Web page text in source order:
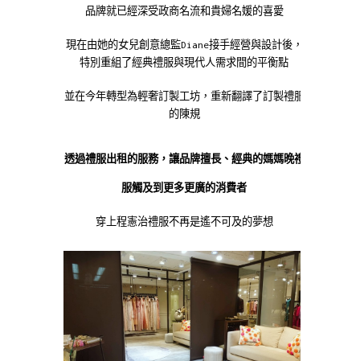
品牌就已經深受政商名流和貴婦名媛的喜愛
現在由她的女兒創意總監Diane接手經營與設計後，
特別重組了經典禮服與現代人需求間的平衡點
並在今年轉型為輕奢訂製工坊，重新翻譯了訂製禮服
的陳規
透過禮服出租的服務，讓品牌擅長、經典的媽媽晚禮
服觸及到更多更廣的消費者
穿上程憲治禮服不再是遙不可及的夢想